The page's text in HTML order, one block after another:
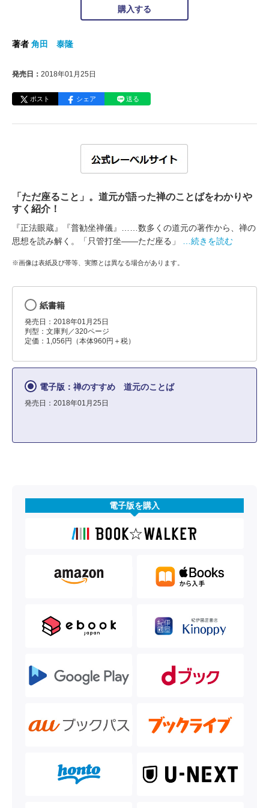
購入する
著者 角田 泰隆
発売日： 2018年01月25日
ポスト シェア 送る
「ただ座ること」。道元が語った禅のことばをわかりや
すく紹介！
『正法眼蔵』『普勧坐禅儀』……数多くの道元の著作から、禅の
思想を読み解く。「只管打坐――ただ座る」
…続きを読む
※画像は表紙及び帯等、実際とは異なる場合があります。
紙書籍
発売日：2018年01月25日
判型：文庫判／320ページ
定価：1,056円（本体960円＋税）
電子版：禅のすすめ 道元のことば
発売日：2018年01月25日
電子版を購入